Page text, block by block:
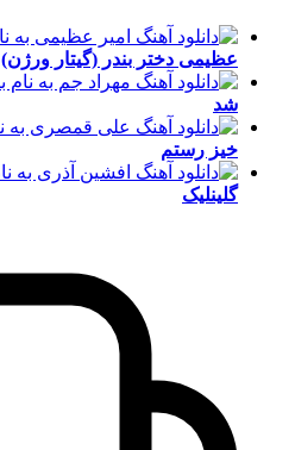
عظیمی دختر بندر (گیتار ورژن)
شد
خیز رستم
گلینلیک